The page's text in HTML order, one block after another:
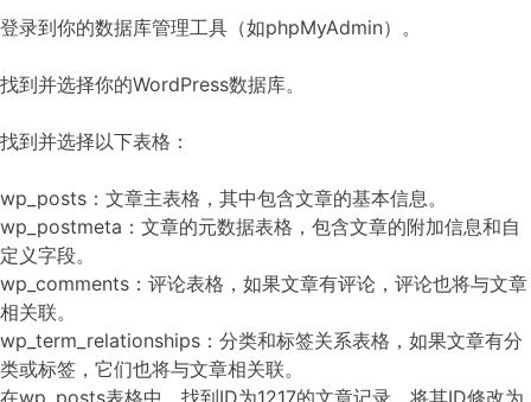
登录到你的数据库管理工具（如phpMyAdmin）。
找到并选择你的WordPress数据库。
找到并选择以下表格：
wp_posts：文章主表格，其中包含文章的基本信息。
wp_postmeta：文章的元数据表格，包含文章的附加信息和自
定义字段。
wp_comments：评论表格，如果文章有评论，评论也将与文章
相关联。
wp_term_relationships：分类和标签关系表格，如果文章有分
类或标签，它们也将与文章相关联。